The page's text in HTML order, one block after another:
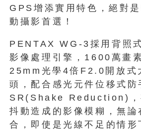
GPS增添實用特色，絕對
動攝影首選！
PENTAX WG-3採用背照
影像處理引擎，1600萬畫
25mm光學4倍F2.0開放式
頭，配合感光元件位移式防
SR(Shake Reduction)，
抖動造成的影像模糊，無論
合，即使是光線不足的情形